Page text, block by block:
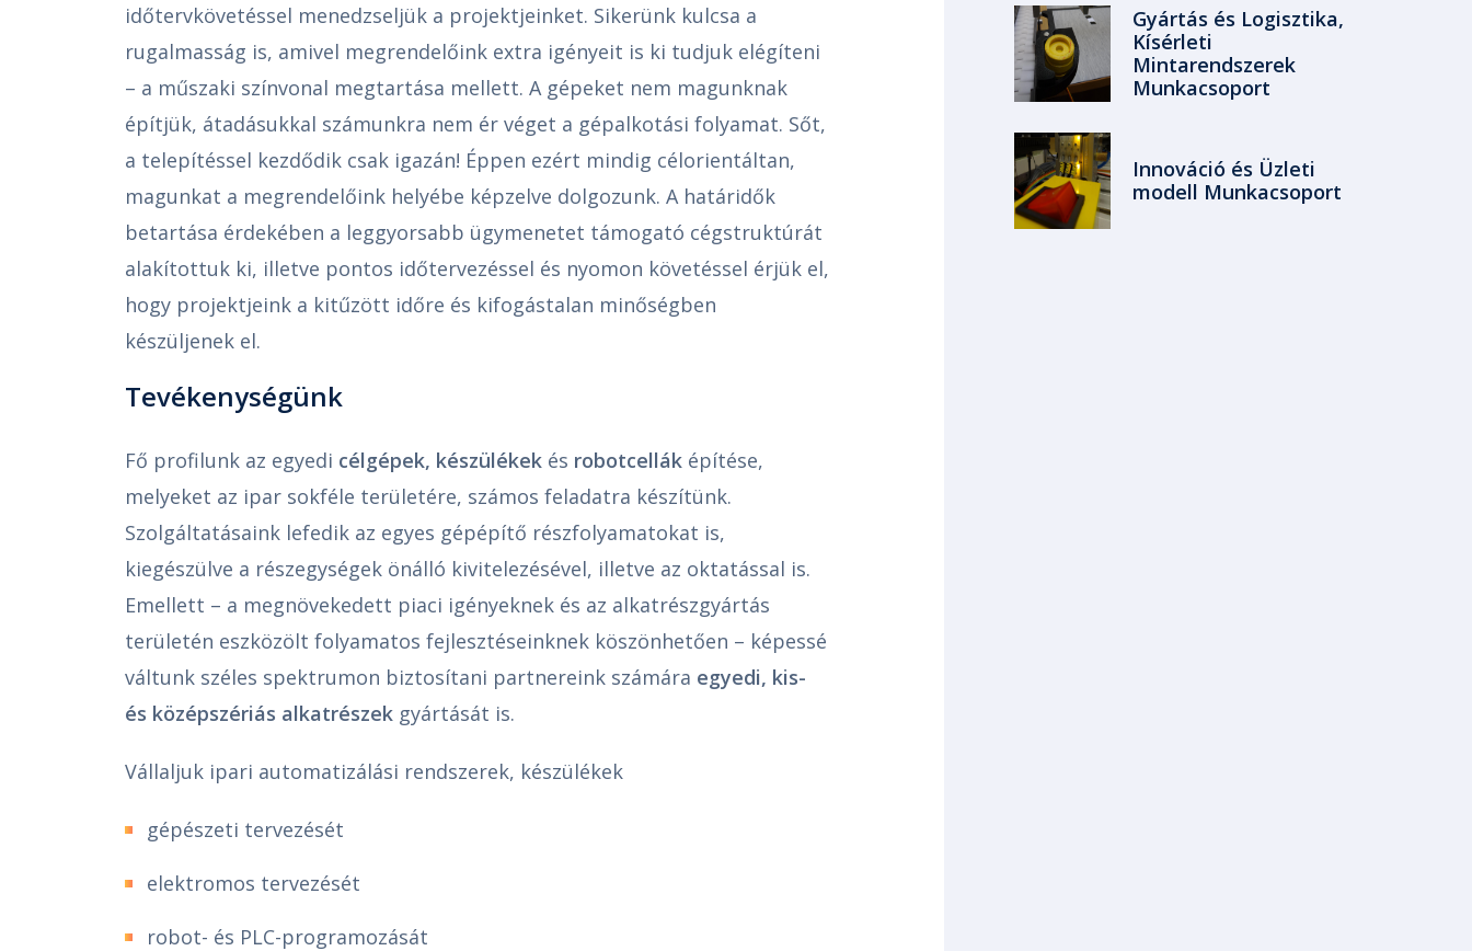
időtervkövetéssel menedzseljük a projektjeinket. Sikerünk kulcsa a
rugalmasság is, amivel megrendelőink extra igényeit is ki tudjuk elégíteni
– a műszaki színvonal megtartása mellett. A gépeket nem magunknak
építjük, átadásukkal számunkra nem ér véget a gépalkotási folyamat. Sőt,
a telepítéssel kezdődik csak igazán! Éppen ezért mindig célorientáltan,
magunkat a megrendelőink helyébe képzelve dolgozunk. A határidők
betartása érdekében a leggyorsabb ügymenetet támogató cégstruktúrát
alakítottuk ki, illetve pontos időtervezéssel és nyomon követéssel érjük el,
hogy projektjeink a kitűzött időre és kifogástalan minőségben
készüljenek el.
Tevékenységünk
Fő profilunk az egyedi célgépek, készülékek és robotcellák építése,
melyeket az ipar sokféle területére, számos fel­adatra készítünk.
Szolgáltatásaink lefedik az egyes gépépítő részfolyamatokat is,
kiegészülve a részegységek önálló kivitelezésével, illetve az oktatással is.
Emellett – a megnövekedett piaci igényeknek és az alkatrészgyártás
területén eszközölt folyamatos fejlesztéseinknek köszön­hetően – képessé
váltunk széles spektrumon biztosítani partnereink számára egyedi, kis-
és középszériás alkat­részek gyártását is.
Vállaljuk ipari automatizálási rendszerek, készülékek
gépészeti tervezését
elektromos tervezését
robot- és PLC-programozását
Gyártás és Logisztika,
Kísérleti
Mintarendszerek
Munkacsoport
Innováció és Üzleti
modell Munkacsoport